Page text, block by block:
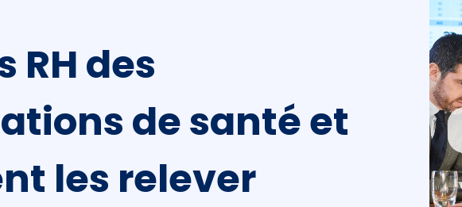
RH des
de santé et
les relever